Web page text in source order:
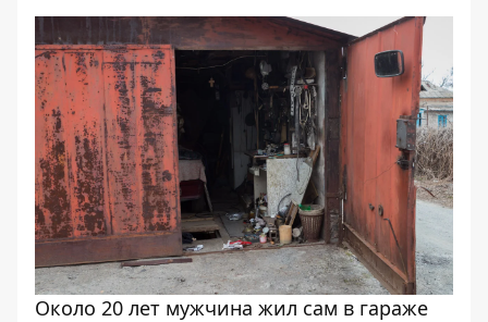
Около 20 лет мужчина жил сам в гараже